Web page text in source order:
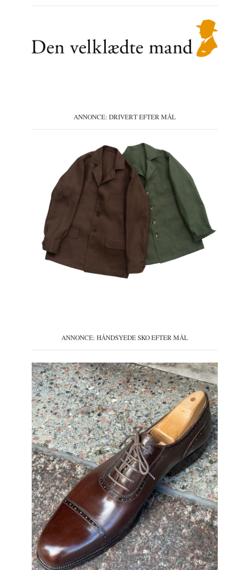
ANNONCE: DRIVERT EFTER MÅL
ANNONCE: HÅNDSYEDE SKO EFTER MÅL